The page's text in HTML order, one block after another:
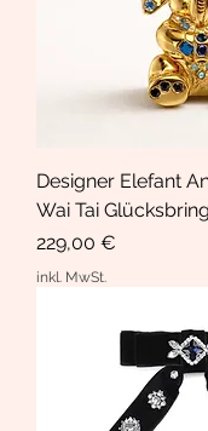
Designer Elefant
Wai Tai
Preis
229,00 €
inkl. MwSt.